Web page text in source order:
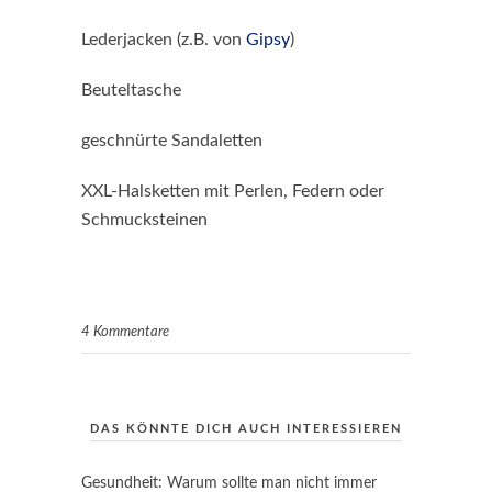
Lederjacken (z.B. von Gipsy)
Beuteltasche
geschnürte Sandaletten
XXL-Halsketten mit Perlen, Federn oder
Schmucksteinen
4 Kommentare
DAS KÖNNTE DICH AUCH INTERESSIEREN
Gesundheit: Warum sollte man nicht immer